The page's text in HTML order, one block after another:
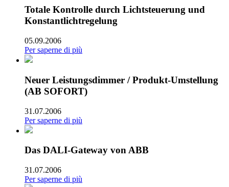
Totale Kontrolle durch Lichtsteuerung und
Konstantlichtregelung
05.09.2006
Per saperne di più
Neuer Leistungsdimmer / Produkt-Umstellung
(AB SOFORT)
31.07.2006
Per saperne di più
Das DALI-Gateway von ABB
31.07.2006
Per saperne di più